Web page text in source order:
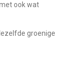
ook wat
groenige